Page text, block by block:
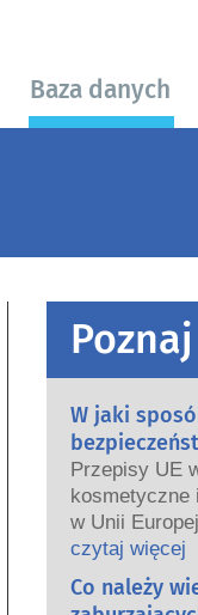
Baza danych
W jaki
Przepisy UE
kosmetyczne
w Unii
oraz krajowe i
wspólnie
czytaj więcej
Co należy